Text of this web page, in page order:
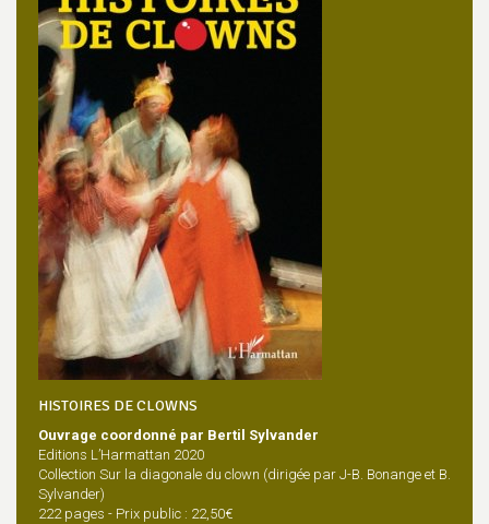
HISTOIRES DE CLOWNS
Ouvrage coordonné par Bertil Sylvander
Editions L’Harmattan 2020
Collection Sur la diagonale du clown (dirigée par J-B. Bonange et B.
Sylvander)
222 pages - Prix public : 22,50€